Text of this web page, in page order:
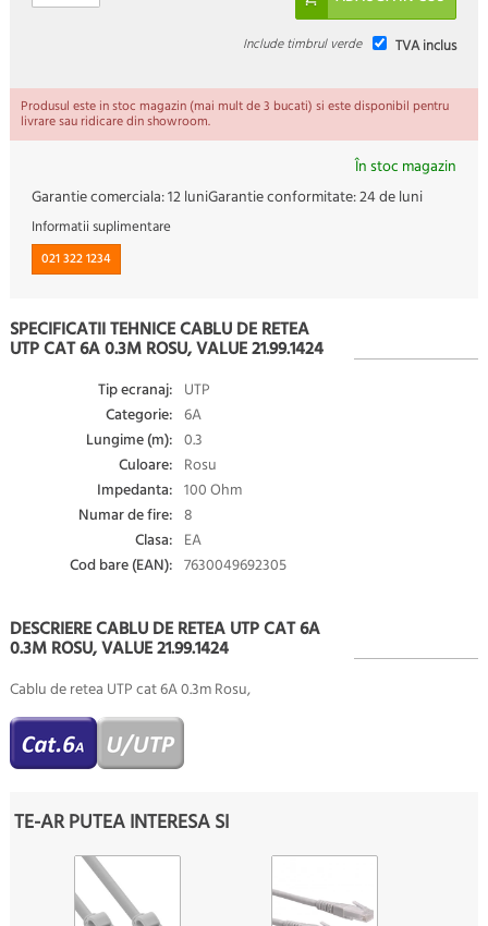
TVA inclus
Include timbrul verde
Produsul este in stoc magazin (mai mult de 3 bucati) si este disponibil pentru
livrare sau ridicare din showroom.
În stoc magazin
Garantie comerciala:12 luniGarantie conformitate:24 de luni
Informatii suplimentare
021 322 1234
SPECIFICATII TEHNICE CABLU DE RETEA
UTP CAT 6A 0.3M ROSU, VALUE 21.99.1424
Tip ecranaj: UTP
Categorie: 6A
Lungime (m): 0.3
Culoare: Rosu
Impedanta: 100 Ohm
Numar de fire: 8
Clasa: EA
Cod bare (EAN): 7630049692305
DESCRIERE CABLU DE RETEA UTP CAT 6A
0.3M ROSU, VALUE 21.99.1424
Cablu de retea UTP cat 6A 0.3m Rosu,
TE-AR PUTEA INTERESA SI